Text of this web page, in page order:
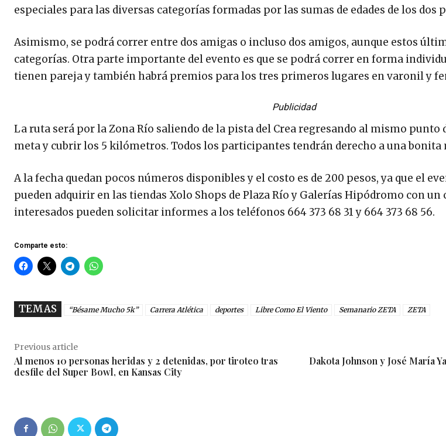
especiales para las diversas categorías formadas por las sumas de edades de los dos
Asimismo, se podrá correr entre dos amigas o incluso dos amigos, aunque estos
categorías. Otra parte importante del evento es que se podrá correr en forma
tienen pareja y también habrá premios para los tres primeros lugares en varonil y
Publicidad
La ruta será por la Zona Río saliendo de la pista del Crea regresando al mismo punto
meta y cubrir los 5 kilómetros. Todos los participantes tendrán derecho a una bonita
A la fecha quedan pocos números disponibles y el costo es de 200 pesos, ya que el
pueden adquirir en las tiendas Xolo Shops de Plaza Río y Galerías Hipódromo con un
interesados pueden solicitar informes a los teléfonos 664 373 68 31 y 664 373 68 56.
Comparte esto:
TEMAS “Bésame Mucho 5k” Carrera Atlética deportes Libre Como El Viento Semanario ZETA ZETA
Previous article
Al menos 10 personas heridas y 2 detenidas, por tiroteo tras
desfile del Super Bowl, en Kansas City
Dakota Johnson y José María